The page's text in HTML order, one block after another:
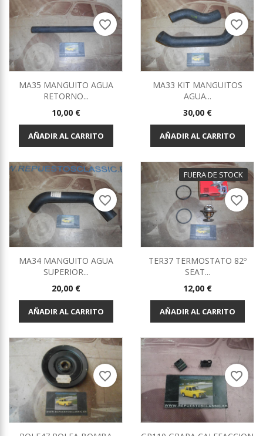
MA35 MANGUITO AGUA
RETORNO...
Precio
10,00 €
AÑADIR AL CARRITO
favorite_border
MA33 KIT MANGUITOS
AGUA...
Precio
30,00 €
AÑADIR AL CARRITO
favorite_border
MA34 MANGUITO AGUA
SUPERIOR...
Precio
20,00 €
AÑADIR AL CARRITO
favorite_border
FUERA DE STOCK
TER37 TERMOSTATO 82º
SEAT...
Precio
12,00 €
AÑADIR AL CARRITO
favorite_border
favorite_border favorite_border